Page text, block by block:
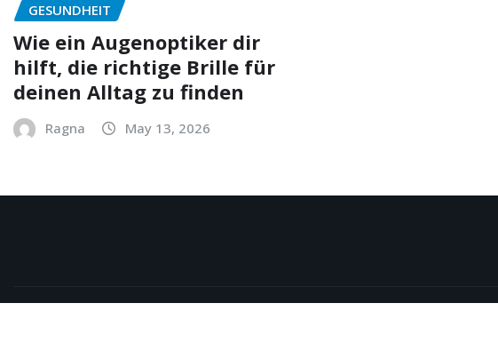
GESUNDHEIT
Wie ein Augenoptiker dir
hilft, die richtige Brille für
deinen Alltag zu finden
Ragna May 13, 2026